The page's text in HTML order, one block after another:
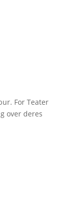
For Teater
over deres